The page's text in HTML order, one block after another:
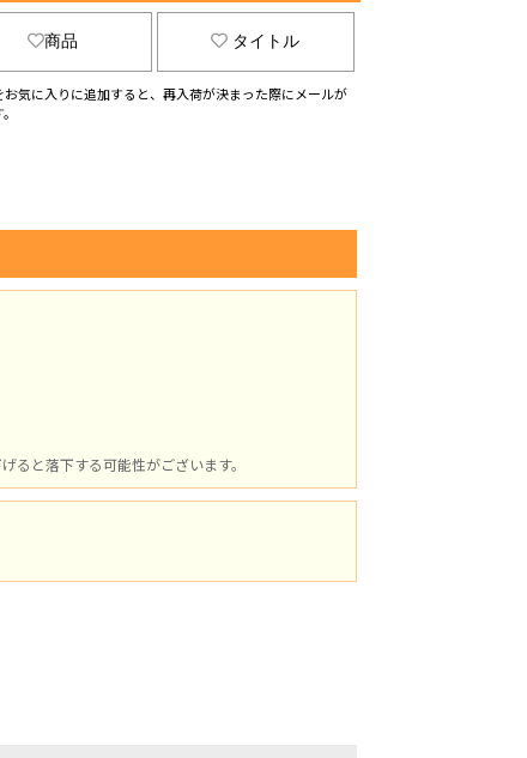
商品 タイトル
気に入りに追加すると、再入荷が決まった際にメールが
と落下する可能性がございます。